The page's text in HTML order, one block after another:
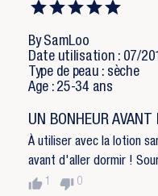
By SamLoo
Date utilisation : 07/
Type de peau : sèche
Age : 25-34 ans
UN BONHEUR
À utiliser avec la lotion
avant d'aller dormir !
thumb_up 1 thumb_down 0